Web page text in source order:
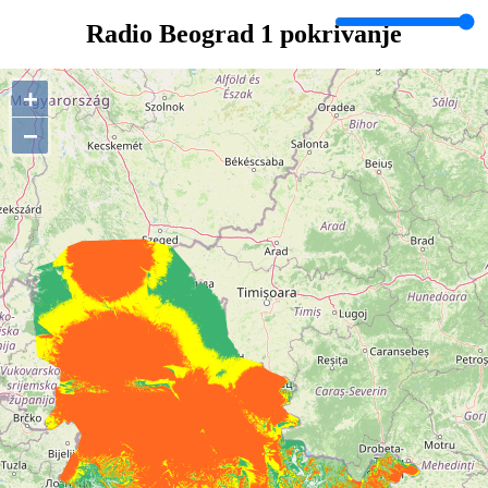
Radio Beograd 1 pokrivanje
+
−